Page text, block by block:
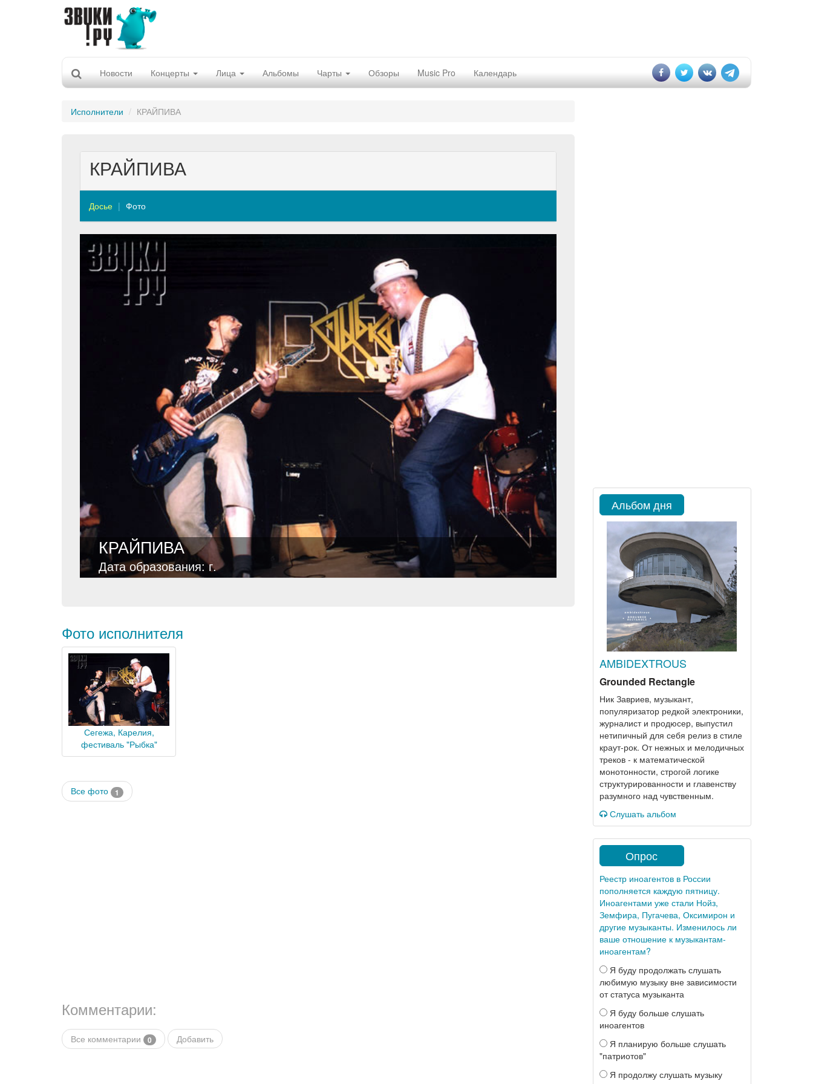
Новости Концерты Лица Альбомы Чарты Обзоры Music Pro Календарь
Исполнители КРАЙПИВА
КРАЙПИВА
Досье Фото
КРАЙПИВА
Дата образования: г.
Фото исполнителя
Сегежа, Карелия,
фестиваль "Рыбка"
Все фото 1
Комментарии:
Все комментарии 0 Добавить
Альбом дня
AMBIDEXTROUS
Grounded Rectangle
Ник Завриев, музыкант,
популяризатор редкой электроники,
журналист и продюсер, выпустил
нетипичный для себя релиз в стиле
краут-рок. От нежных и мелодичных
треков - к математической
монотонности, строгой логике
структурированности и главенству
разумного над чувственным.
Слушать альбом
Опрос
Реестр иноагентов в России
пополняется каждую пятницу.
Иноагентами уже стали Нойз,
Земфира, Пугачева, Оксимирон и
другие музыканты. Изменилось ли
ваше отношение к музыкантам-
иноагентам?
Я буду продолжать слушать
любимую музыку вне зависимости
от статуса музыканта
Я буду больше слушать
иноагентов
Я планирую больше слушать
"патриотов"
Я продолжу слушать музыку